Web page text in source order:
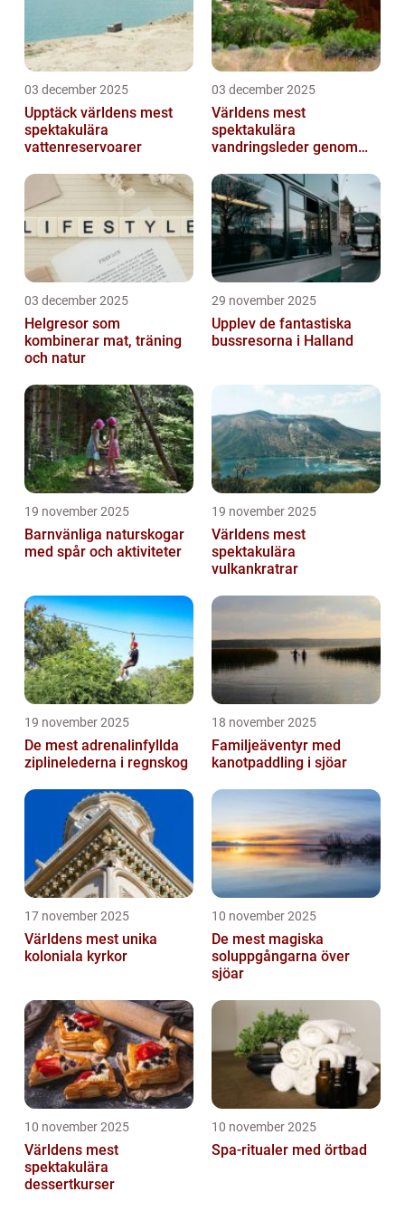
03 december 2025
Upptäck världens mest
spektakulära
vattenreservoarer
03 december 2025
Världens mest
spektakulära
vandringsleder genom
03 december 2025
Helgresor som
kombinerar mat, träning
och natur
29 november 2025
Upplev de fantastiska
bussresorna i Halland
19 november 2025
Barnvänliga naturskogar
med spår och aktiviteter
19 november 2025
Världens mest
spektakulära
vulkankratrar
19 november 2025
De mest adrenalinfyllda
ziplinelederna i regnskog
18 november 2025
Familjeäventyr med
kanotpaddling i sjöar
17 november 2025
Världens mest unika
koloniala kyrkor
10 november 2025
De mest magiska
soluppgångarna över
sjöar
10 november 2025
Världens mest
spektakulära
dessertkurser
10 november 2025
Spa-ritualer med örtbad